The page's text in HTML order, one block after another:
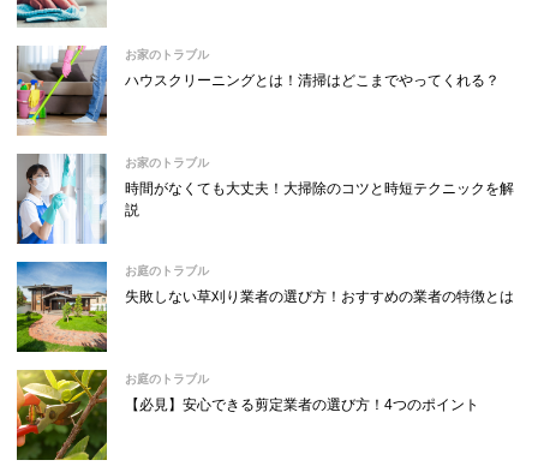
お家のトラブル
ハウスクリーニングとは！清掃はどこまでやってくれる？
お家のトラブル
時間がなくても大丈夫！大掃除のコツと時短テクニックを解
説
お庭のトラブル
失敗しない草刈り業者の選び方！おすすめの業者の特徴とは
お庭のトラブル
【必見】安心できる剪定業者の選び方！4つのポイント